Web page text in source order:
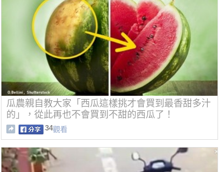
瓜農親自教大家「西瓜這樣挑才會買到最香甜多汁
的」，從此再也不會買到不甜的西瓜了！
34觀看